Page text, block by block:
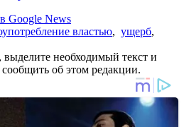
Google News
властью, ущерб,
необходимый текст и
об этом редакции.